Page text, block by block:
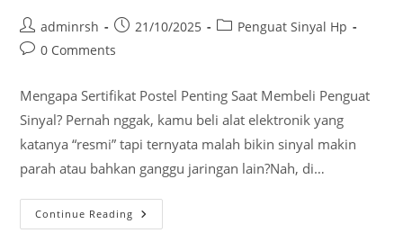
Post
author:
adminrsh
Post
published:
21/10/2025
PostPenguat Sinyal Hp
Post0 Comments
Mengapa Sertifikat Postel Penting Saat Membeli Penguat
Sinyal? Pernah nggak, kamu beli alat elektronik yang
katanya “resmi” tapi ternyata malah bikin sinyal makin
parah atau bahkan ganggu jaringan lain?Nah, di…
Continue Reading Mengapa
Sertifikat